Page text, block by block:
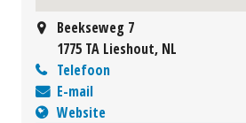
Beekseweg 7
1775 TA Lieshout, NL
Telefoon
E-mail
Website